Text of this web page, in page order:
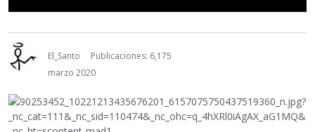
El_Santo
Publicaciones: 6,175
marzo 2020